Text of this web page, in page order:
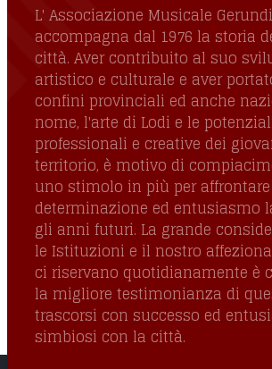
L' Associazione Musicale
accompagna dal 1976 la storia
città. Aver contribuito al suo
artistico e culturale e aver
confini provinciali ed anche
nome, l'arte di Lodi e le
professionali e creative dei
territorio, è motivo di
uno stimolo in più per
determinazione ed entusiasmo
gli anni futuri. La grande
le Istituzioni e il nostro
ci riservano quotidianamente è
la migliore testimonianza di
trascorsi con successo ed
simbiosi con la città.